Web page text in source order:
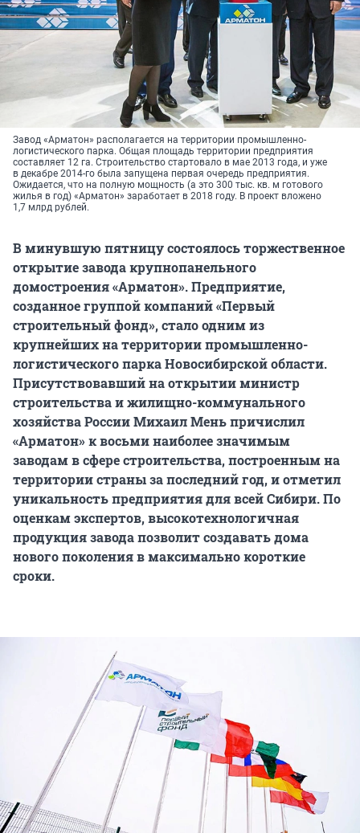
Завод «Арматон» располагается на территории промышленно-
логистического парка. Общая площадь территории предприятия
составляет 12 га. Строительство стартовало в мае 2013 года, и уже
в декабре 2014-го была запущена первая очередь предприятия.
Ожидается, что на полную мощность (а это 300 тыс. кв. м готового
жилья в год) «Арматон» заработает в 2018 году. В проект вложено
1,7 млрд рублей.
В минувшую пятницу состоялось торжественное
открытие завода крупнопанельного
домостроения «Арматон». Предприятие,
созданное группой компаний «Первый
строительный фонд», стало одним из
крупнейших на территории промышленно-
логистического парка Новосибирской области.
Присутствовавший на открытии министр
строительства и жилищно-коммунального
хозяйства России Михаил Мень причислил
«Арматон» к восьми наиболее значимым
заводам в сфере строительства, построенным на
территории страны за последний год, и отметил
уникальность предприятия для всей Сибири. По
оценкам экспертов, высокотехнологичная
продукция завода позволит создавать дома
нового поколения в максимально короткие
сроки.